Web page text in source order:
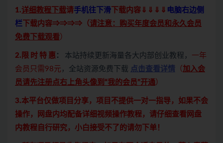
1.详细教程下载请手机往下滑 下载内容⇓⇓⇓⇓ 电脑右边侧
栏 下载内容⇒⇒⇒⇒（请注意：购买年度会员和永久会员
免费下载观看）
2.限 时 特 惠 ： 本站持续更新海量各大内部创业教程， 一年
会员只需98元 ，全站资源免费下载 点击查看详情 （ 加入会
员请先注册点右上角头像到“我的会员”开通 ）
3.本平台仅做项目分享，项目不提供一对一指导，如果不会
操作，网盘内均配备详细视频操作教程，请仔细查看网盘
内教程自行研究，小白接受不了的请勿下单！